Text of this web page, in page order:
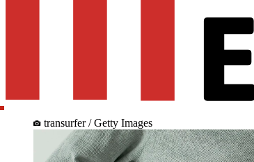
transurfer / Getty Images